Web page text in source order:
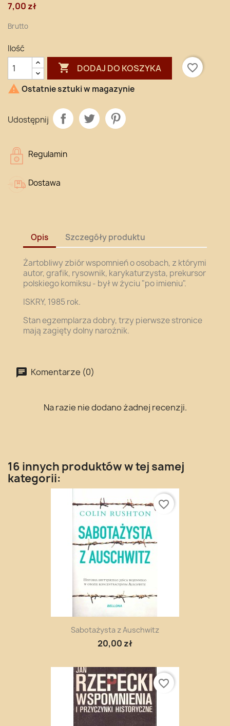
7,00 zł
Brutto
Ilość
 DODAJ DO KOSZYKA
favorite_border
 Ostatnie sztuki w magazynie
Udostępnij
Regulamin
Dostawa
Opis Szczegóły produktu
Żartobliwy zbiór wspomnień o osobach, z którymi
autor, grafik, rysownik, karykaturzysta, prekursor
polskiego komiksu - był w życiu "po imieniu".
ISKRY, 1985 rok.
Stan egzemplarza dobry, trzy pierwsze stronice
mają zagięty dolny narożnik.
Komentarze (0)
Na razie nie dodano żadnej recenzji.
16 innych produktów w tej samej
kategorii:
Sabotażysta z Auschwitz
20,00 zł
favorite_border
favorite_border